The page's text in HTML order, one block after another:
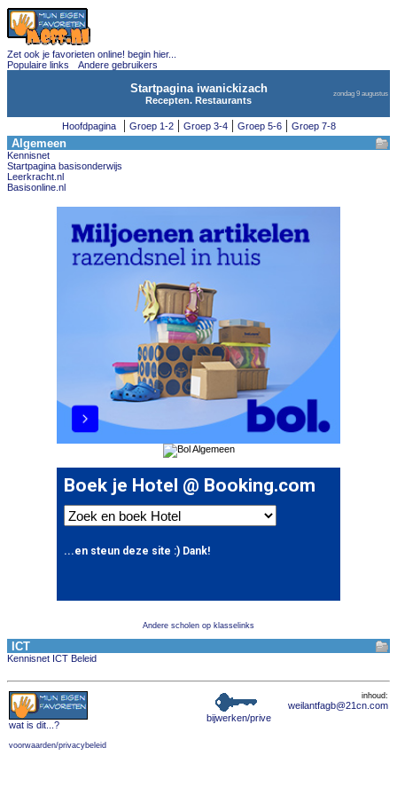
Zet ook je favorieten online! begin hier...
Populaire links
Andere gebruikers
Startpagina iwanickizach
Recepten. Restaurants
zondag 9 augustus
Hoofdpagina| Groep 1-2| Groep 3-4| Groep 5-6| Groep 7-8
Algemeen
Kennisnet
Startpagina basisonderwijs
Leerkracht.nl
Basisonline.nl
Andere scholen op klasselinks
ICT
Kennisnet ICT Beleid
wat is dit ...?
voorwaarden/privacybeleid
bijwerken/prive
inhoud:
weilantfagb@21cn.com